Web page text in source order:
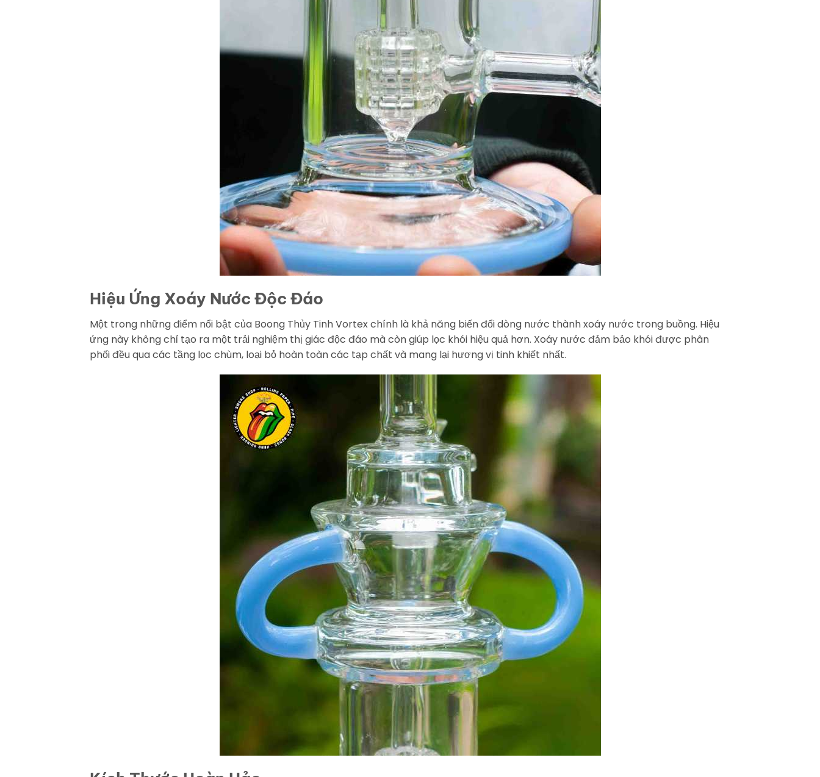
Hiệu Ứng Xoáy Nước Độc Đáo
Một trong những điểm nổi bật của Boong Thủy Tinh Vortex chính là khả năng biến đổi dòng nước thành xoáy nước trong buồng. Hiệu
ứng này không chỉ tạo ra một trải nghiệm thị giác độc đáo mà còn giúp lọc khói hiệu quả hơn. Xoáy nước đảm bảo khói được phân
phối đều qua các tầng lọc chùm, loại bỏ hoàn toàn các tạp chất và mang lại hương vị tinh khiết nhất.